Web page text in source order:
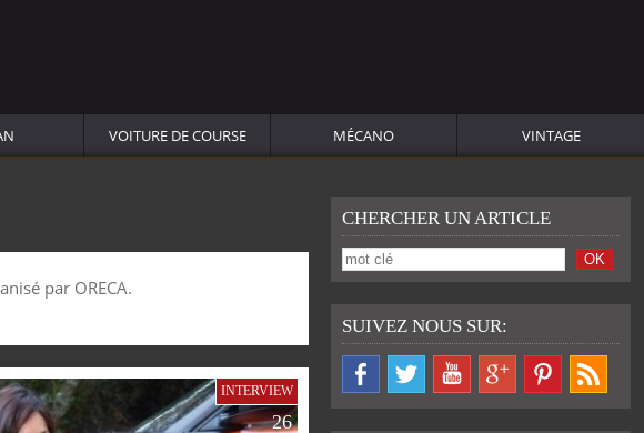
VOITURE DE COURSE MÉCANO VINTAGE
par ORECA.
INTERVIEW
26
CHERCHER UN ARTICLE
SUIVEZ NOUS SUR: